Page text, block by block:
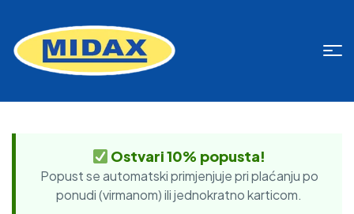
Ostvari 10% popusta!
Popust se automatski primjenjuje pri plaćanju po
ponudi (virmanom) ili jednokratno karticom.